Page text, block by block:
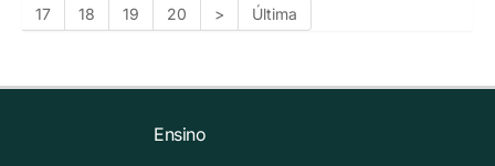
17
18 19 20 > Última
Ensino